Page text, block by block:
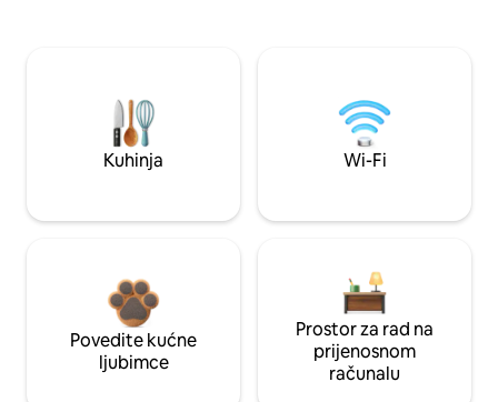
Kuhinja Wi-Fi
Povedite kućne
ljubimce
Prostor za rad na
prijenosnom
računalu